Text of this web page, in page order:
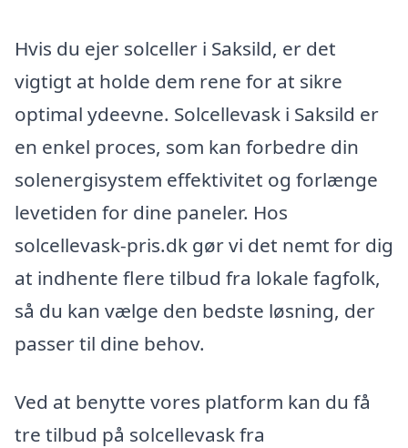
Hvis du ejer solceller i Saksild, er det
vigtigt at holde dem rene for at sikre
optimal ydeevne. Solcellevask i Saksild er
en enkel proces, som kan forbedre din
solenergisystem effektivitet og forlænge
levetiden for dine paneler. Hos
solcellevask-pris.dk gør vi det nemt for dig
at indhente flere tilbud fra lokale fagfolk,
så du kan vælge den bedste løsning, der
passer til dine behov.
Ved at benytte vores platform kan du få
tre tilbud på solcellevask fra